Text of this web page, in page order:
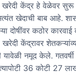
केंद्र हे वेळेवर सुरू
खेदाची बाब आहे.
दोषींवर कठोर
केंद्रावर
यावेळी नमूद केले.
36 कोटी 27